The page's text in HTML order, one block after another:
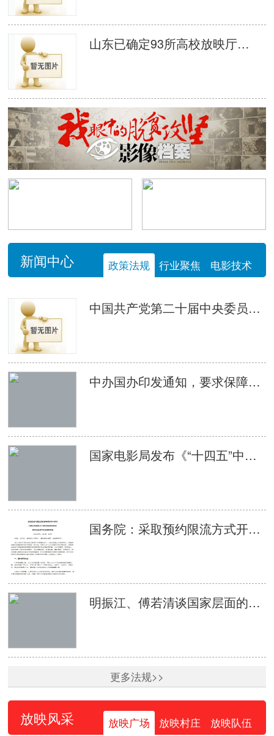
山东已确定93所高校放映厅试点单位 创新高校思政教育融合新模式
新闻中心 政策法规 行业聚焦 电影技术
中国共产党第二十届中央委员会第四次全体会议公报
中办国办印发通知，要求保障每名中小学生每学期至少观看2次优秀影片
国家电影局发布《“十四五”中国电影发展规划》
国务院：采取预约限流方式开放影剧院等娱乐场所
明振江、傅若清谈国家层面的电影扶持政策： 要把政策激励转化为推动产业高质量发展的动力
更多法规>>
放映风采 放映广场 放映村庄 放映队伍